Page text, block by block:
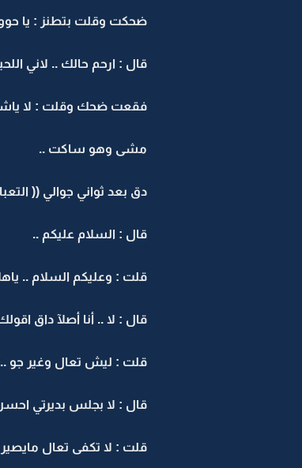
ضحكت وقلت بتطنز : يا
قال : ارحم حالك .. لاني
فقعت ضحك وقلت : لا
مشى وهو ساكت ..
دق بعد ثواني جوالي ((
قال : السلام عليكم ..
قلت : وعليكم السلام ..
قال : لا .. أنا أصلآ داق
قلت : ليش تعال وغير جو
قال : لا بجلس بديرتي
قلت : لا تكفى تعال